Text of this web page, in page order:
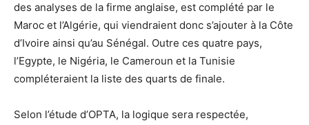
des analyses de la firme anglaise, est complété par le
Maroc et l’Algérie, qui viendraient donc s’ajouter à la Côte
d’Ivoire ainsi qu’au Sénégal. Outre ces quatre pays,
l’Egypte, le Nigéria, le Cameroun et la Tunisie
compléteraient la liste des quarts de finale.
Selon l’étude d’OPTA, la logique sera respectée,